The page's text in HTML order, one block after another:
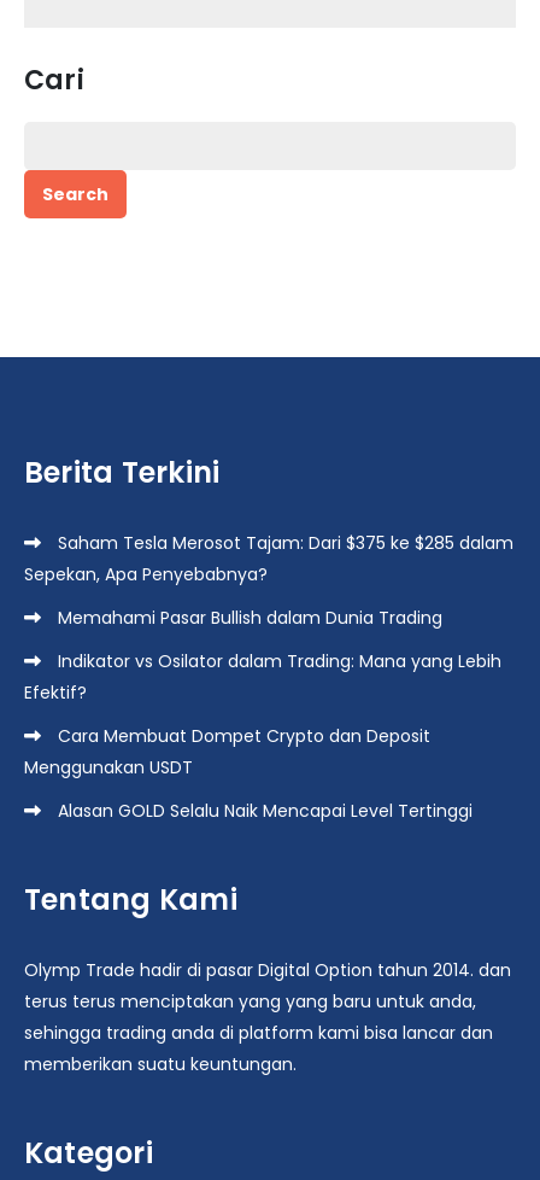
Cari
for:
Berita Terkini
Saham Tesla Merosot Tajam: Dari $375 ke $285 dalam
Sepekan, Apa Penyebabnya?
Memahami Pasar Bullish dalam Dunia Trading
Indikator vs Osilator dalam Trading: Mana yang Lebih
Efektif?
Cara Membuat Dompet Crypto dan Deposit
Menggunakan USDT
Alasan GOLD Selalu Naik Mencapai Level Tertinggi
Tentang Kami
Olymp Trade hadir di pasar Digital Option tahun 2014. dan
terus terus menciptakan yang yang baru untuk anda,
sehingga trading anda di platform kami bisa lancar dan
memberikan suatu keuntungan.
Kategori